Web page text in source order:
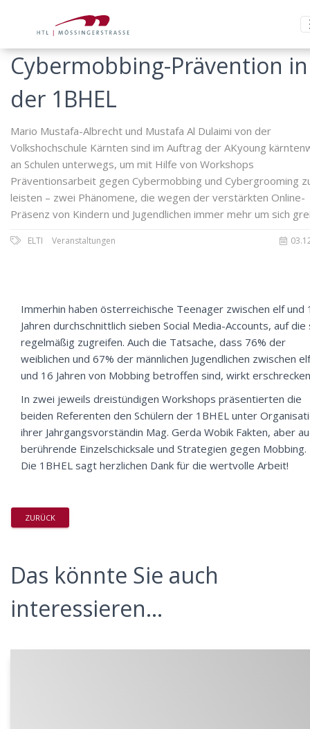
Cybermobbing-Prävention in
der 1BHEL
Mario Mustafa-Albrecht und Mustafa Al Dulaimi von der
Volkshochschule Kärnten sind im Auftrag der AKyoung
an Schulen unterwegs, um mit Hilfe von Workshops
Präventionsarbeit gegen Cybermobbing und Cybergrooming
leisten – zwei Phänomene, die wegen der verstärkten Online-
Präsenz von Kindern und Jugendlichen immer mehr um sich
ELTI Veranstaltungen
Immerhin haben österreichische Teenager zwischen elf und
Jahren durchschnittlich sieben Social Media-Accounts, auf die
regelmäßig zugreifen. Auch die Tatsache, dass 76% der
weiblichen und 67% der männlichen Jugendlichen zwischen elf
und 16 Jahren von Mobbing betroffen sind, wirkt
In zwei jeweils dreistündigen Workshops präsentierten die
beiden Referenten den Schülern der 1BHEL unter
ihrer Jahrgangsvorständin Mag. Gerda Wobik Fakten, aber
berührende Einzelschicksale und Strategien gegen Mobbing.
Die 1BHEL sagt herzlichen Dank für die wertvolle Arbeit!
ZURÜCK
Das könnte Sie auch
interessieren...